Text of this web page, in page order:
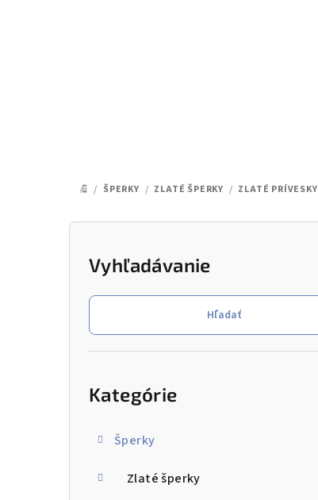
DOMOV
/ ŠPERKY / ZLATÉ ŠPERKY / ZLATÉ PRÍVESKY
Vyhľadávanie
Hľadať
Kategórie
Šperky
Zlaté šperky